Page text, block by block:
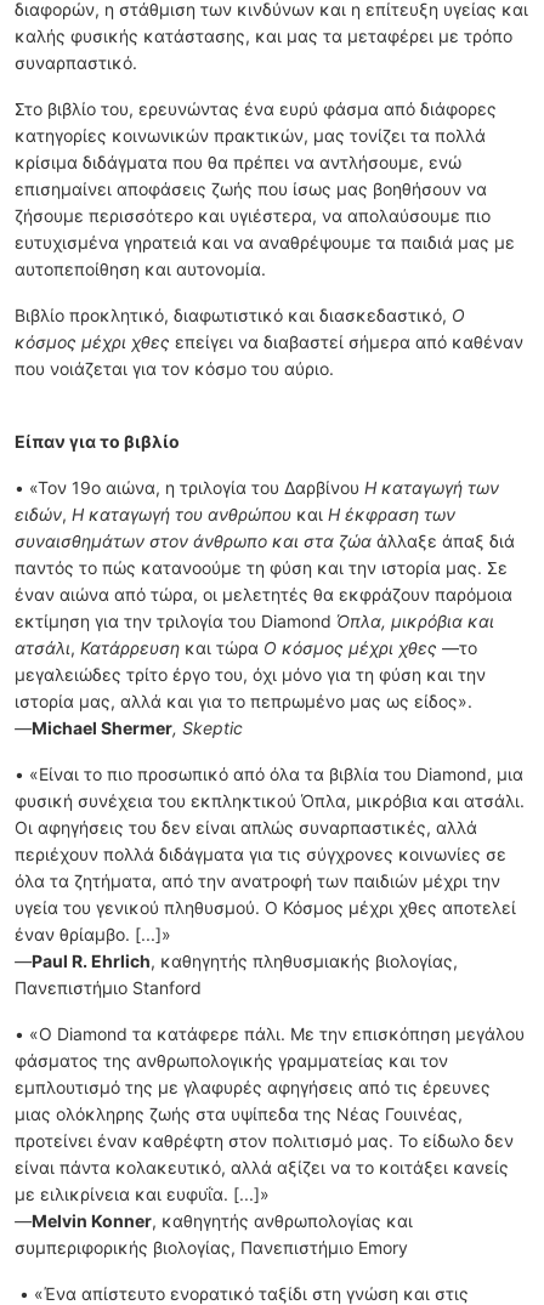
διαφορών, η στάθμιση των κινδύνων και η επίτευξη υγείας και
καλής φυσικής κατάστασης, και μας τα μεταφέρει με τρόπο
συναρπαστικό.
Στο βιβλίο του, ερευνώντας ένα ευρύ φάσμα από διάφορες
κατηγορίες κοινωνικών πρακτικών, μας τονίζει τα πολλά
κρίσιμα διδάγματα που θα πρέπει να αντλήσουμε, ενώ
επισημαίνει αποφάσεις ζωής που ίσως μας βοηθήσουν να
ζήσουμε περισσότερο και υγιέστερα, να απολαύσουμε πιο
ευτυχισμένα γηρατειά και να αναθρέψουμε τα παιδιά μας με
αυτοπεποίθηση και αυτονομία.
Βιβλίο προκλητικό, διαφωτιστικό και διασκεδαστικό, Ο
κόσμος μέχρι χθες επείγει να διαβαστεί σήμερα από καθέναν
που νοιάζεται για τον κόσμο του αύριο.
Είπαν για το βιβλίο
• «Τον 19ο αιώνα, η τριλογία του Δαρβίνου Η καταγωγή των
ειδών, Η καταγωγή του ανθρώπου και Η έκφραση των
συναισθημάτων στον άνθρωπο και στα ζώα άλλαξε άπαξ διά
παντός το πώς κατανοούμε τη φύση και την ιστορία μας. Σε
έναν αιώνα από τώρα, οι μελετητές θα εκφράζουν παρόμοια
εκτίμηση για την τριλογία του Diamond Όπλα, μικρόβια και
ατσάλι, Κατάρρευση και τώρα Ο κόσμος μέχρι χθες —το
μεγαλειώδες τρίτο έργο του, όχι μόνο για τη φύση και την
ιστορία μας, αλλά και για το πεπρωμένο μας ως είδος».
—Michael Shermer, Skeptic
• «Είναι το πιο προσωπικό από όλα τα βιβλία του Diamond, μια
φυσική συνέχεια του εκπληκτικού Όπλα, μικρόβια και ατσάλι.
Οι αφηγήσεις του δεν είναι απλώς συναρπαστικές, αλλά
περιέχουν πολλά διδάγματα για τις σύγχρονες κοινωνίες σε
όλα τα ζητήματα, από την ανατροφή των παιδιών μέχρι την
υγεία του γενικού πληθυσμού. Ο Κόσμος μέχρι χθες αποτελεί
έναν θρίαμβο. [...]»
—Paul R. Ehrlich, καθηγητής πληθυσμιακής βιολογίας,
Πανεπιστήμιο Stanford
• «Ο Diamond τα κατάφερε πάλι. Με την επισκόπηση μεγάλου
φάσματος της ανθρωπολογικής γραμματείας και τον
εμπλουτισμό της με γλαφυρές αφηγήσεις από τις έρευνες
μιας ολόκληρης ζωής στα υψίπεδα της Νέας Γουινέας,
προτείνει έναν καθρέφτη στον πολιτισμό μας. Το είδωλο δεν
είναι πάντα κολακευτικό, αλλά αξίζει να το κοιτάξει κανείς
με ειλικρίνεια και ευφυΐα. [...]»
—Melvin Konner, καθηγητής ανθρωπολογίας και
συμπεριφορικής βιολογίας, Πανεπιστήμιο Emory
• «Ένα απίστευτο ενορατικό ταξίδι στη γνώση και στις